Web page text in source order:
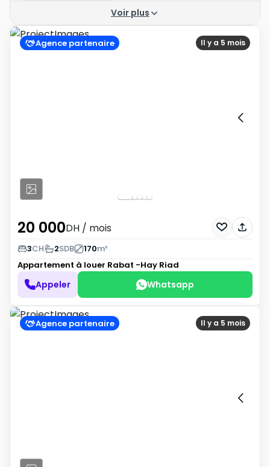
Voir plus
Il y a 5 mois
Agence partenaire
20 000DH / mois
3CH 2SDB 170m²
Appartement à louer Rabat -Hay Riad
Appeler Whatsapp
Il y a 5 mois
Agence partenaire